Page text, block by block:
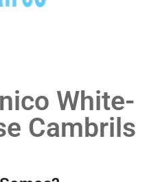
White-
Cambrils